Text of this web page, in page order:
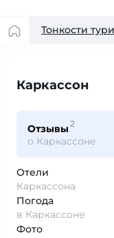
Тонкости
Каркассон
Отзывы 2
о Каркассоне
Отели
Каркассона
Погода
в Каркассоне
Фото